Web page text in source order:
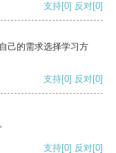
支持[0] 反对[0]
己的需求选择学习方
支持[0] 反对[0]
支持[0] 反对[0]